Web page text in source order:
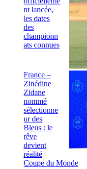
nt lancée,
les dates
des
championn
ats connues
France –
Zinédine
Zidane
nommé
sélectionne
ur des
Bleus : le
rêve
devient
réalité
Coupe du Monde